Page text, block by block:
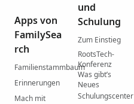
Apps von
FamilySea
rch
Familienstammbaum
Erinnerungen
Mach mit
und
Schulung
Zum Einstieg
RootsTech-
Konferenz
Was gibtʼs
Neues
Schulungscenter